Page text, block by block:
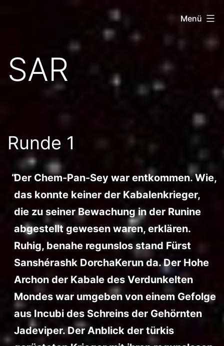
der
Tausend
Menü
SAR
Runde 1
Der Chem-Pan-Sey war entkommen. Wie,
das konnte keiner der Kabalenkrieger,
die zu seiner Bewachung in der Runine
abgestellt gewesen waren, erklären.
Ruhig, benahe regunslos stand Fürst
Sanshérashk DorchaKerun da. Der Hohe
Archon der Kabale des Verdunkelten
Mondes war umgeben von einem Gefolge
aus Incubi des Schreins der Gehörnten
Jadeviper. Der Anblick der türkis